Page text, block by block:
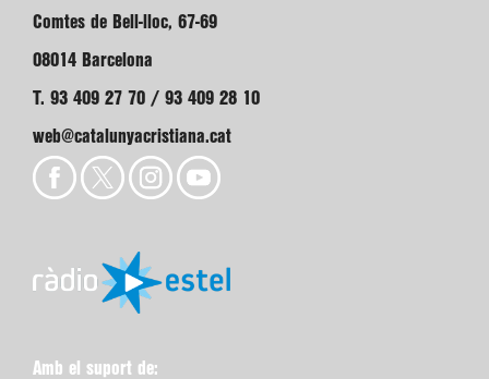
Comtes de Bell-lloc, 67-69
08014 Barcelona
T. 93 409 27 70 / 93 409 28 10
web@catalunyacristiana.cat
Amb el suport de: